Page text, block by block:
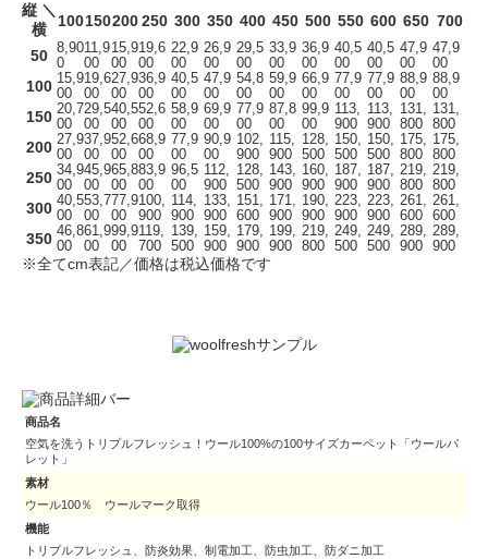
縦 ＼
横
100150200 250 300 350 400 450 500 550 600 650 700
50 8,90
0
11,9
00
15,9
00
19,6
00
22,9
00
26,9
00
29,5
00
33,9
00
36,9
00
40,5
00
40,5
00
47,9
00
47,9
00
100 15,9
00
19,6
00
27,9
00
36,9
00
40,5
00
47,9
00
54,8
00
59,9
00
66,9
00
77,9
00
77,9
00
88,9
00
88,9
00
150 20,7
00
29,5
00
40,5
00
52,6
00
58,9
00
69,9
00
77,9
00
87,8
00
99,9
00
113,
900
113,
900
131,
800
131,
800
200 27,9
00
37,9
00
52,6
00
68,9
00
77,9
00
90,9
00
102,
900
115,
900
128,
500
150,
500
150,
500
175,
800
175,
800
250 34,9
00
45,9
00
65,8
00
83,9
00
96,5
00
112,
900
128,
500
143,
900
160,
900
187,
900
187,
900
219,
800
219,
800
300 40,5
00
53,7
00
77,9
00
100,
900
114,
900
133,
900
151,
600
171,
900
190,
900
223,
900
223,
900
261,
600
261,
600
350 46,8
00
61,9
00
99,9
00
119,
700
139,
500
159,
900
179,
900
199,
900
219,
800
249,
500
249,
500
289,
900
289,
900
※全てcm表記／価格は税込価格です
商品名
空気を洗うトリプルフレッシュ！ウール100%の100サイズカーペット「ウールパ
レット」
素材
ウール100％ ウールマーク取得
機能
トリプルフレッシュ、防炎効果、制電加工、防虫加工、防ダニ加工